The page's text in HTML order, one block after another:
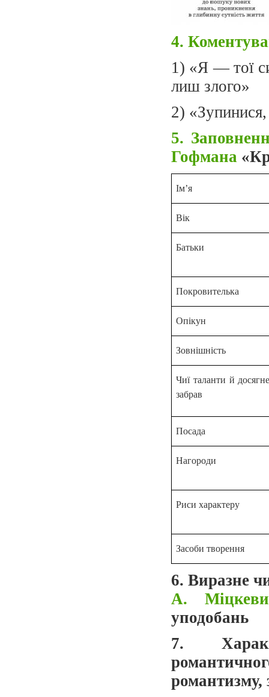
4.
1) «Я — тої
лиш злого»
2)
5.
Гофмана
Ім’я
Вік
Батьки
Покровителька
Опікун
Зовнішність
Чиї таланти й
забрав
Посада
Нагороди
Риси характеру
Засоби творення
6. Виразне
А.
уподобань
7.
романтизму,